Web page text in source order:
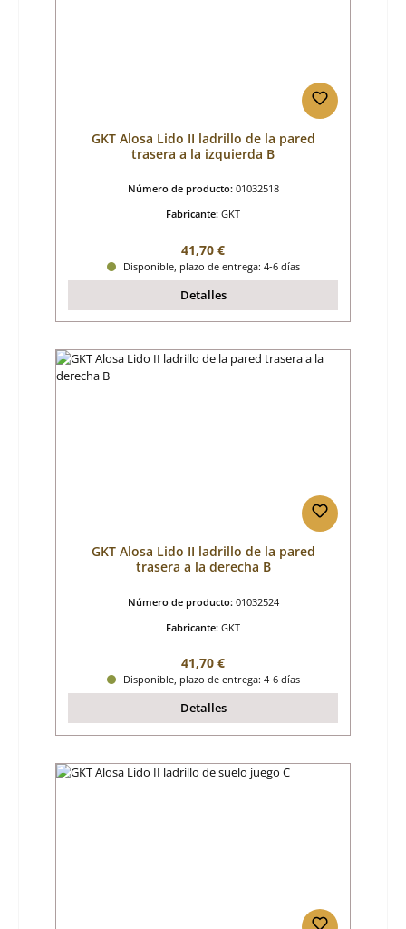
GKT Alosa Lido II ladrillo de la pared
trasera a la izquierda B
Número de producto: 01032518
Fabricante: GKT
Precio normal:
41,70 €
Disponible, plazo de entrega: 4-6 días
Detalles
GKT Alosa Lido II ladrillo de la pared
trasera a la derecha B
Número de producto: 01032524
Fabricante: GKT
Precio normal:
41,70 €
Disponible, plazo de entrega: 4-6 días
Detalles